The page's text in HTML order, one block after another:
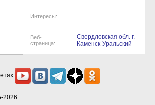
Интересы:
Веб-
страница:
Свердловская обл. г.
Каменск-Уральский
2026